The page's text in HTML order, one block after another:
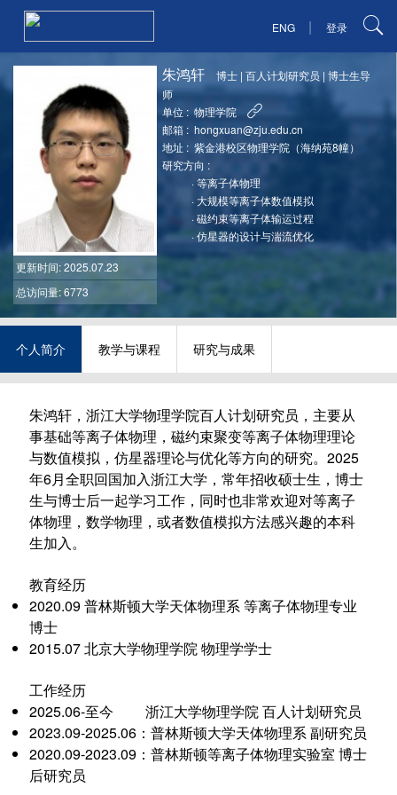
ENG | 登录
更新时间: 2025.07.23
总访问量: 6773
朱鸿轩 博士 |百人计划研究员 |博士生导
师
单位 : 物理学院
邮箱 : hongxuan@zju.edu.cn
地址 : 紫金港校区物理学院（海纳苑8幢）
研究方向 :
·等离子体物理
·大规模等离子体数值模拟
·磁约束等离子体输运过程
·仿星器的设计与湍流优化
个人简介 教学与课程 研究与成果
朱鸿轩，浙江大学物理学院百人计划研究员，主要从
事基础等离子体物理，磁约束聚变等离子体物理理论
与数值模拟，仿星器理论与优化等方向的研究。2025
年6月全职回国加入浙江大学，常年招收硕士生，博士
生与博士后一起学习工作，同时也非常欢迎对等离子
体物理，数学物理，或者数值模拟方法感兴趣的本科
生加入。
教育经历
2020.09 普林斯顿大学天体物理系 等离子体物理专业
博士
2015.07 北京大学物理学院 物理学学士
工作经历
2025.06-至今 浙江大学物理学院 百人计划研究员
2023.09-2025.06：普林斯顿大学天体物理系 副研究员
2020.09-2023.09：普林斯顿等离子体物理实验室 博士
后研究员